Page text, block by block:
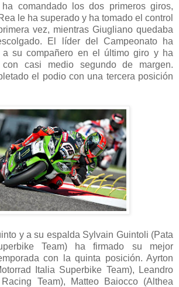
comandado los dos primeros giros,
le ha superado y ha tomado el control
vez, mientras Giugliano quedaba
El líder del Campeonato ha
a su compañero en el último giro y ha
casi medio segundo de margen.
el podio con una tercera posición
y a su espalda Sylvain Guintoli (Pata
Team) ha firmado su mejor
con la quinta posición. Ayrton
Italia Superbike Team), Leandro
Team), Matteo Baiocco (Althea